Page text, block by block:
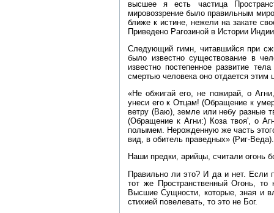
высшее я есть частица
мировоззрение было правильным
ближе к истине, нежели на закате
Приведено Рагозиной в Истории
Следующий гимн, читавшийся при
было известно существование в
известно постепенное развитие
смертью человека оно отдается этим
«Не обжигай его, не пожирай, о
унеси его к Отцам! (Обращение к
ветру (Ваю), земле или небу разные
(Обращение к Агни:) Коза твоя', о
полымем. Нерожденную же часть
вид, в обитель праведных»
Наши предки, арийцы, считали огонь
Правильно ли это? И да и нет. Если
тот же Пространственный Огонь,
Высшие Сущности, которые, зная и
стихией повелевать, то это не Бог.